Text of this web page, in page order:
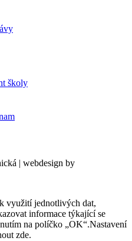
školy
| webdesign by
k využití jednotlivých dat,
informace týkající se
na políčko „OK“.Nastavení
zde.